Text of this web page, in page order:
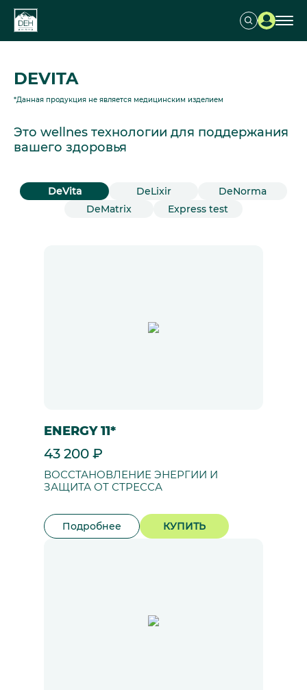
DEVITA
*Данная продукция не является медицинским изделием
Это wellnes технологии для поддержания
вашего здоровья
DeVita DeLixir
DeNorma
DeMatrix
Express test
ENERGY 11*
43 200 ₽
ВОССТАНОВЛЕНИЕ ЭНЕРГИИ И
ЗАЩИТА ОТ СТРЕССА
Подробнее КУПИТЬ